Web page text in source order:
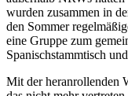
wurden zusammen in
den Sommer
eine Gruppe zum
Spanischstammtisch
Mit der heranrollenden